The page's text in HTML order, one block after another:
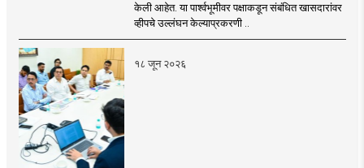
काय सांगतो?
केली आहेत. या पार्श्वभूमीवर पक्षाकडून संबंधित खासदारांवर
व्हीपचे उल्लंघन केल्याप्रकरणी ..
१८ जून २०२६